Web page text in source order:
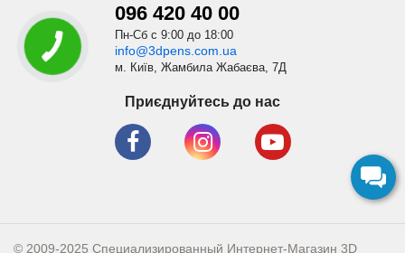
096 420 40 00
Пн-Сб с 9:00 до 18:00
info@3dpens.com.ua
м. Київ, Жамбила Жабаєва, 7Д
Приєднуйтесь до нас
© 2009-2025 Специализированный Интернет-Магазин 3D